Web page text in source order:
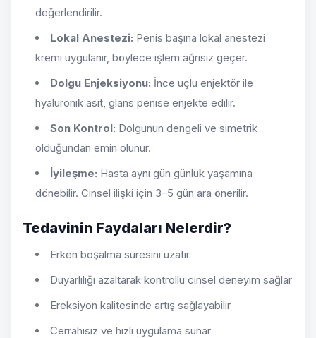
değerlendirilir.
Lokal Anestezi: Penis başına lokal anestezi
kremi uygulanır, böylece işlem ağrısız geçer.
Dolgu Enjeksiyonu: İnce uçlu enjektör ile
hyaluronik asit, glans penise enjekte edilir.
Son Kontrol: Dolgunun dengeli ve simetrik
olduğundan emin olunur.
İyileşme: Hasta aynı gün günlük yaşamına
dönebilir. Cinsel ilişki için 3–5 gün ara önerilir.
Tedavinin Faydaları Nelerdir?
Erken boşalma süresini uzatır
Duyarlılığı azaltarak kontrollü cinsel deneyim sağlar
Ereksiyon kalitesinde artış sağlayabilir
Cerrahisiz ve hızlı uygulama sunar